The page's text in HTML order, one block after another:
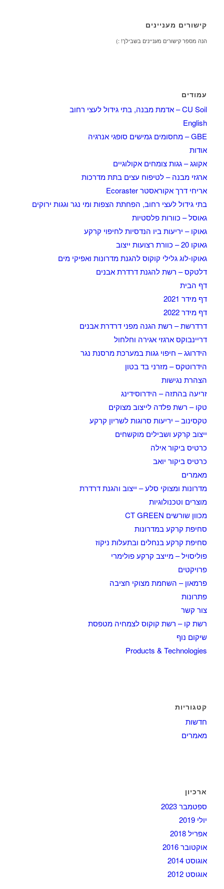
קישורים מעניינים
הנה מספר קישורים מעניינים בשבילך! :)
עמודים
CU Soil – אדמת מבנה, בתי גידול לעצי רחוב
English
GBE – מחסומים גמישים סופגי אנרגיה
אודות
אקוגג – גגות צומחים אקולוגיים
ארגזי מבנה – לטיפוח עצים בתת מדרכות
אריחי דרך אקוראסטר Ecoraster
בתי גידול לעצי רחוב, הפחתת הצפות ומי נגר וגגות ירוקים
גאוסל – כוורות פלסטיות
גאוקו – יריעות ביו הנדסיות לחיפוי קרקע
גאוקו 20 – כוורת רצועות ייצוב
גאוקו-לוג גלילי קוקוס להגנת מדרונות ואפיקי מים
דלטקס – רשת להגנת דרדרת אבנים
דף הבית
דף מידר 2021
דף מידר 2022
דרדרשת – רשת הגנה מפני דרדרת אבנים
דריינבוקס ארגזי אגירה וחלחול
הידרוגג – חיפוי גגות במערכת מרסנת נגר
הידרוטקס – מזרני בד בטון
הצהרת נגישות
זריעה בהתזה – הידרוסידינג
טקו – רשת פלדה לייצוב מצוקים
טקסינוב – יריעות סרוגות לשריון קרקע
ייצוב קרקע ושבילים מוקשחים
כרטיס ביקור אילה
כרטיס ביקור יואב
מאמרים
מדרונות ומצוקי סלע – ייצוב והגנת דרדרת
מוצרים וטכנולוגיות
מכוון שורשים CT GREEN
סחיפת קרקע במדרונות
סחיפת קרקע בנחלים ובתעלות ניקוז
פוליסויל – מייצב קרקע פולימרי
פרויקטים
פרמאון – השחמת מצוקי חציבה
פתרונות
צור קשר
רשת קו – רשת קוקוס לצמחיה מטפסת
שיקום נוף
Products & Technologies
קטגוריות
חדשות
מאמרים
ארכיון
ספטמבר 2023
יולי 2019
אפריל 2018
אוקטובר 2016
אוגוסט 2014
אוגוסט 2012